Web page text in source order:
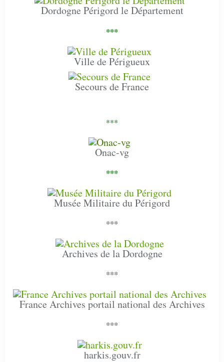
Dordogne Périgord le Département
***
Ville de Périgueux
Secours de France
***
Onac-vg
***
Musée Militaire du Périgord
***
Archives de la Dordogne
***
France Archives portail national des Archives
***
harkis.gouv.fr